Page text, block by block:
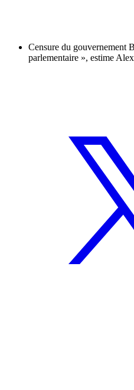
Censure du gouvernement
parlementaire », estime